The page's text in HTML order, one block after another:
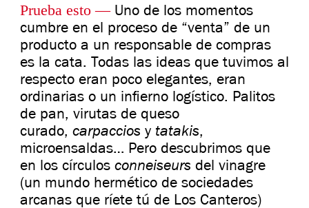
Prueba esto —Uno de los momentos
cumbre en el proceso de “venta” de un
producto a un responsable de compras
es la cata. Todas las ideas que tuvimos al
respecto eran poco elegantes, eran
ordinarias o un infierno logístico. Palitos
de pan, virutas de queso
curado, carpaccios y tatakis,
microensaldas… Pero descubrimos que
en los círculos conneiseurs del vinagre
(un mundo hermético de sociedades
arcanas que ríete tú de Los Canteros)